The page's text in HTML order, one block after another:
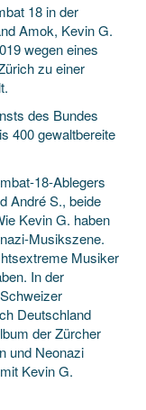
18 in der
Amok, Kevin G.
wegen eines
zu einer
des Bundes
400 gewaltbereite
18-Ablegers
André S., beide
Kevin G. haben
Musikszene.
Musiker
In der
Deutschland
der Zürcher
und Neonazi
Kevin G.